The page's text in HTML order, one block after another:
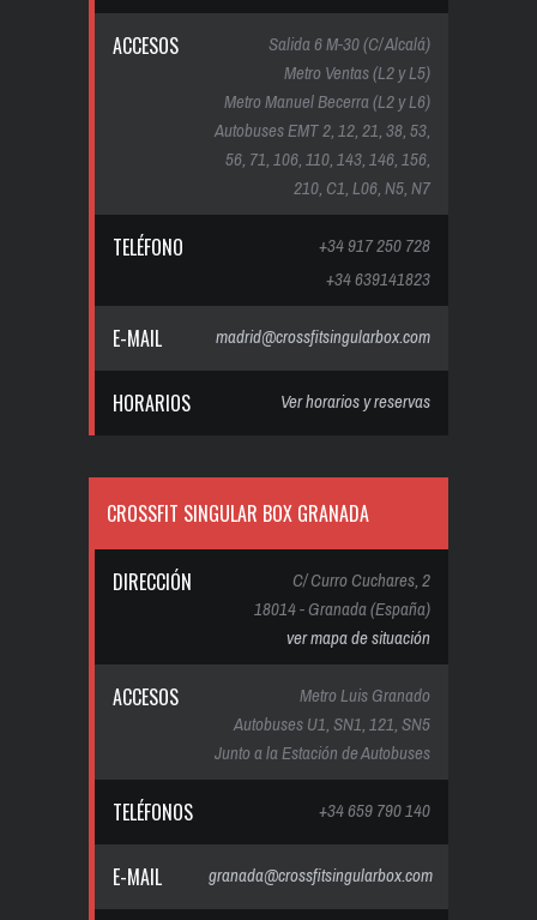
ACCESOS
Salida 6 M-30 (C/ Alcalá)
Metro Ventas (L2 y L5)
Metro Manuel Becerra (L2 y L6)
Autobuses EMT 2, 12, 21, 38, 53,
56, 71, 106, 110, 143, 146, 156,
210, C1, L06, N5, N7
TELÉFONO
+34 917 250 728
+34 639141823
E-MAIL madrid@crossfitsingularbox.com
HORARIOS Ver horarios y reservas
CROSSFIT SINGULAR BOX GRANADA
DIRECCIÓN
C/ Curro Cuchares, 2
18014 - Granada (España)
ver mapa de situación
ACCESOS
Metro Luis Granado
Autobuses U1, SN1, 121, SN5
Junto a la Estación de Autobuses
TELÉFONOS +34 659 790 140
E-MAIL granada@crossfitsingularbox.com